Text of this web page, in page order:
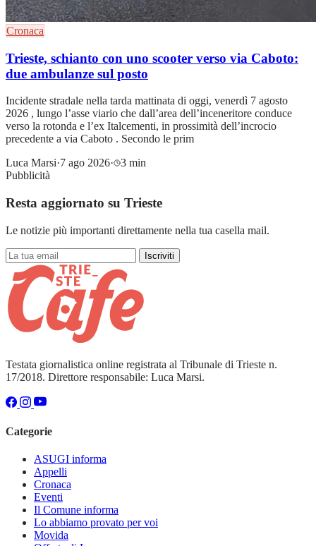
Cronaca
Trieste, schianto con uno scooter verso via Caboto:
due ambulanze sul posto
Incidente stradale nella tarda mattinata di oggi, venerdì 7 agosto
2026 , lungo l’asse viario che dall’area dell’inceneritore conduce
verso la rotonda e l’ex Italcementi, in prossimità dell’incrocio
precedente a via Caboto . Secondo le prim
Luca Marsi·7 ago 2026·
3 min
Pubblicità
Resta aggiornato su Trieste
Le notizie più importanti direttamente nella tua casella mail.
Iscriviti
Testata giornalistica online registrata al Tribunale di Trieste n.
17/2018. Direttore responsabile: Luca Marsi.
Categorie
ASUGI informa
Appelli
Cronaca
Eventi
Il Comune informa
Lo abbiamo provato per voi
Movida